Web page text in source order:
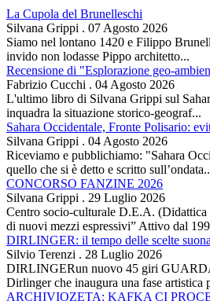
La Cupola del Brunelleschi
Silvana Grippi . 07 Agosto 2026
Siamo nel lontano 1420 e Filippo
invido non lodasse Pippo architetto...
Recensione di "Esplorazione geo-
Fabrizio Cucchi . 04 Agosto 2026
L'ultimo libro di Silvana Grippi sul
inquadra la situazione storico-geograf...
Sahara Occidentale, Fronte Polisario:
Silvana Grippi . 04 Agosto 2026
Riceviamo e pubblichiamo: "Sahara
quello che si è detto e scritto
CONCORSO FANZINE 2026
Silvana Grippi . 29 Luglio 2026
Centro socio-culturale D.E.A.
di nuovi mezzi espressivi” Attivo dal
DIRLINGER: il tempo delle scelte
Silvio Terenzi . 28 Luglio 2026
DIRLINGERun nuovo 45 giri
Dirlinger che inaugura una fase artistica
ARCHIVIOZETA: KAFKA CI